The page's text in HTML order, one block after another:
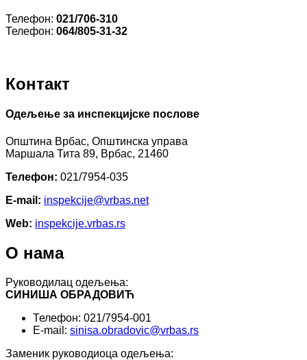
Телефон: 021/706-310
Телефон: 064/805-31-32
Контакт
Одељење за инспекцијске послове
Општина Врбас, Општинска управа
Маршала Тита 89, Врбас, 21460
Телефон: 021/7954-035
E-mail: inspekcijе@vrbas.net
Web: inspekcije.vrbas.rs
О нама
Руководилац одељења:
СИНИША ОБРАДОВИЋ
Телефон: 021/7954-001
E-mail: sinisa.obradovic@vrbas.rs
Заменик руководиоца одељења: